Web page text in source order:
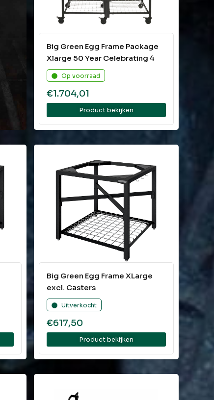
Big Green Egg Frame Package
Xlarge 50 Year Celebrating 4
Op voorraad
€1.704,01
Product bekijken
Big Green Egg Frame XLarge
excl. Casters
Uitverkocht
€617,50
Product bekijken